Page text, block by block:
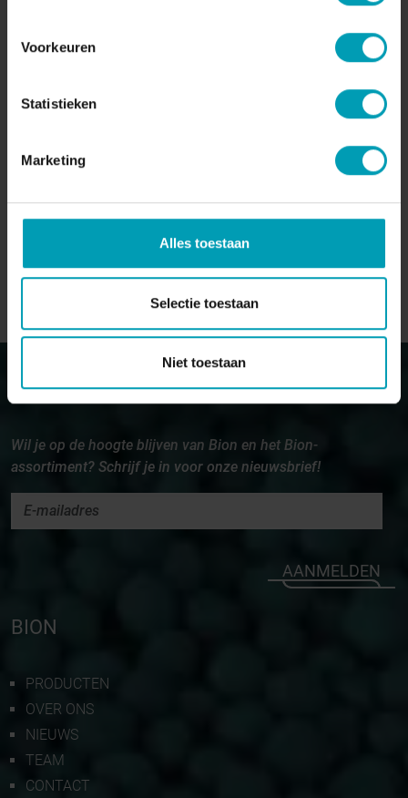
Voorkeuren
Statistieken
Marketing
Alles toestaan
Selectie toestaan
Niet toestaan
NIEUWSBRIEF
Wil je op de hoogte blijven van Bion en het Bion-
assortiment? Schrijf je in voor onze nieuwsbrief!
AANMELDEN
BION
PRODUCTEN
OVER ONS
NIEUWS
TEAM
CONTACT